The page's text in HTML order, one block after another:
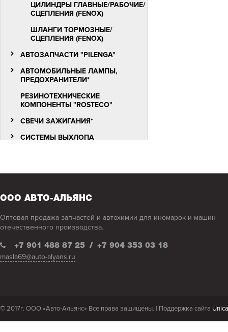
ЦИЛИНДРЫ ГЛАВНЫЕ/РАБОЧИЕ/
СЦЕПЛЕНИЯ (FENOX)
ШЛАНГИ ТОРМОЗНЫЕ/
СЦЕПЛЕНИЯ (FENOX)
АВТОЗАПЧАСТИ "PILENGA"
АВТОМОБИЛЬНЫЕ ЛАМПЫ,
ПРЕДОХРАНИТЕЛИ*
РЕЗИНОТЕХНИЧЕСКИЕ
КОМПОНЕНТЫ "ROSTECO"
СВЕЧИ ЗАЖИГАНИЯ*
СИСТЕМЫ ВЫХЛОПА
АККУМУЛЯТОРЫ
АНТИКОРЫ, ШПАТЛЕВКИ
ОХЛАЖДАЮЩИЕ ЖИДКОСТИ
ФИЛЬТРЫ
ООО АВТО-АЛЬЯНС
Оптовая продажа запчастей и автохимии для иномарок и машин
отечественного производства.
+7 901 488 87 25 / +7 904 353 03 18
masla69@auto-alyans.ru
© 2017г. ООО «Авто-Альянс» Все права защищены. | Поддержка сайта